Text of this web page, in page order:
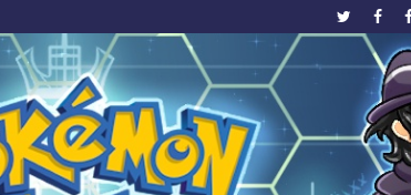
Pokémon